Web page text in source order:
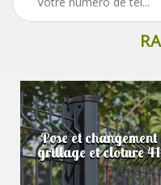
Pose et changement
grillage et cloture 41